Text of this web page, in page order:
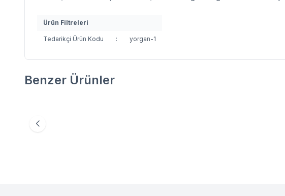
Ürün Filtreleri
Tedarikçi Ürün Kodu : yorgan-1
Benzer Ürünler
1.335,00